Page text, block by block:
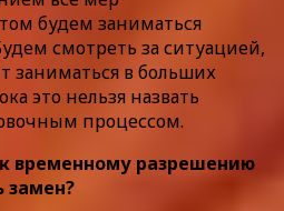
будем заниматься
смотреть за ситуацией,
заниматься в больших
это нельзя назвать
процессом.
временному разрешению
замен?